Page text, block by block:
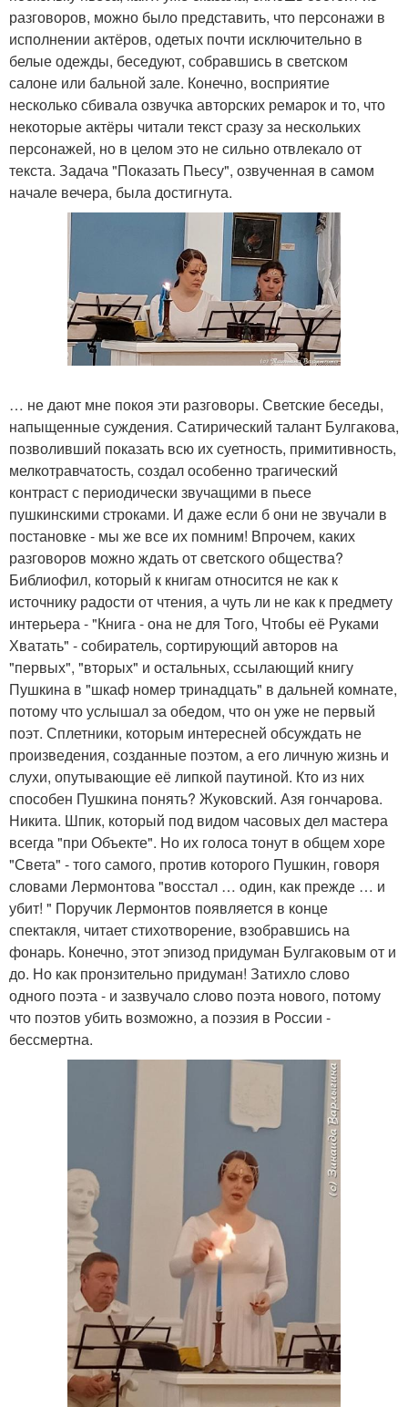
разговоров, можно было представить, что персонажи в
исполнении актёров, одетых почти исключительно в
белые одежды, беседуют, собравшись в светском
салоне или бальной зале. Конечно, восприятие
несколько сбивала озвучка авторских ремарок и то, что
некоторые актёры читали текст сразу за нескольких
персонажей, но в целом это не сильно отвлекало от
текста. Задача "Показать Пьесу", озвученная в самом
начале вечера, была достигнута.
… не дают мне покоя эти разговоры. Светские беседы,
напыщенные суждения. Сатирический талант Булгакова,
позволивший показать всю их суетность, примитивность,
мелкотравчатость, создал особенно трагический
контраст с периодически звучащими в пьесе
пушкинскими строками. И даже если б они не звучали в
постановке - мы же все их помним! Впрочем, каких
разговоров можно ждать от светского общества?
Библиофил, который к книгам относится не как к
источнику радости от чтения, а чуть ли не как к предмету
интерьера - "Книга - она не для Того, Чтобы её Руками
Хватать" - собиратель, сортирующий авторов на
"первых", "вторых" и остальных, ссылающий книгу
Пушкина в "шкаф номер тринадцать" в дальней комнате,
потому что услышал за обедом, что он уже не первый
поэт. Сплетники, которым интересней обсуждать не
произведения, созданные поэтом, а его личную жизнь и
слухи, опутывающие её липкой паутиной. Кто из них
способен Пушкина понять? Жуковский. Азя гончарова.
Никита. Шпик, который под видом часовых дел мастера
всегда "при Объекте". Но их голоса тонут в общем хоре
"Света" - того самого, против которого Пушкин, говоря
словами Лермонтова "восстал … один, как прежде … и
убит! " Поручик Лермонтов появляется в конце
спектакля, читает стихотворение, взобравшись на
фонарь. Конечно, этот эпизод придуман Булгаковым от и
до. Но как пронзительно придуман! Затихло слово
одного поэта - и зазвучало слово поэта нового, потому
что поэтов убить возможно, а поэзия в России -
бессмертна.